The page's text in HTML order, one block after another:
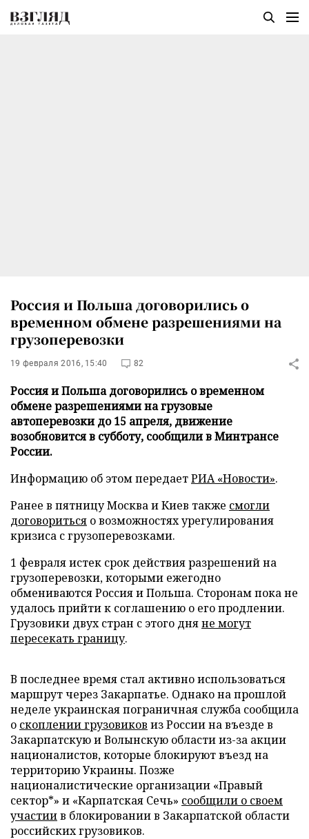
Россия и Польша договорились о
временном обмене разрешениями на
грузоперевозки
19 февраля 2016, 15:40 82
Россия и Польша договорились о временном
обмене разрешениями на грузовые
автоперевозки до 15 апреля, движение
возобновится в субботу, сообщили в Минтрансе
России.
Информацию об этом передаетРИА «Новости».
Ранее в пятницу Москва и Киев также смогли
договориться о возможностях урегулирования
кризиса с грузоперевозками.
1 февраля истек срок действия разрешений на
грузоперевозки, которыми ежегодно
обмениваются Россия и Польша. Сторонам пока не
удалось прийти к соглашению о его продлении.
Грузовики двух стран с этого дняне могут
пересекать границу.
В последнее время стал активно использоваться
маршрут через Закарпатье. Однако на прошлой
неделе украинская пограничная служба сообщила
о скоплении грузовиков из России на въезде в
Закарпатскую и Волынскую области из-за акции
националистов, которые блокируют въезд на
территорию Украины. Позже
националистические организации «Правый
сектор*» и «Карпатская Сечь» сообщили о своем
участиив блокировании в Закарпатской области
российских грузовиков.